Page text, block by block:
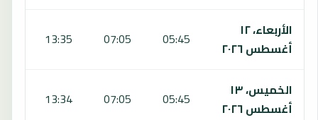
الأربعاء، ١٢
أغسطس ٢٠٢٦
05:45
07:05
13:35
الخميس، ١٣
أغسطس ٢٠٢٦
05:45
07:05
13:34